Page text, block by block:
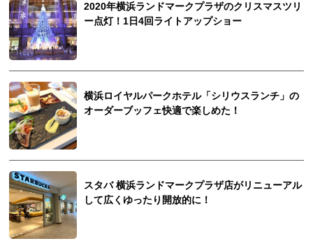
2020年横浜ランドマークプラザのクリスマスツリ
ー点灯！1日4回ライトアップショー
横浜ロイヤルパークホテル「シリウスランチ」の
オーダーブッフェ快適で楽しめた！
スタバ 横浜ランドマークプラザ店がリニューアル
して広くゆったり開放的に！